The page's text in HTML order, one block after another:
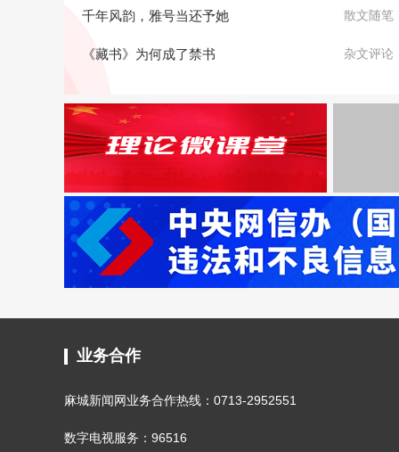
千年风韵，雅号当还予她 散文随笔
《藏书》为何成了禁书 杂文评论
业务合作
麻城新闻网业务合作热线：0713-2952551
数字电视服务：96516